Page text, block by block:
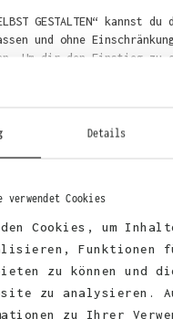
Details
verwendet Cookies
Cookies, um
Funktionen
zu können und
zu analysieren.
zu Ihrer
GESTALTEN“ kannst
und ohne
Um dir den Einstieg
Designern
deine Wunsch-Produkte auf
über das
Excellent